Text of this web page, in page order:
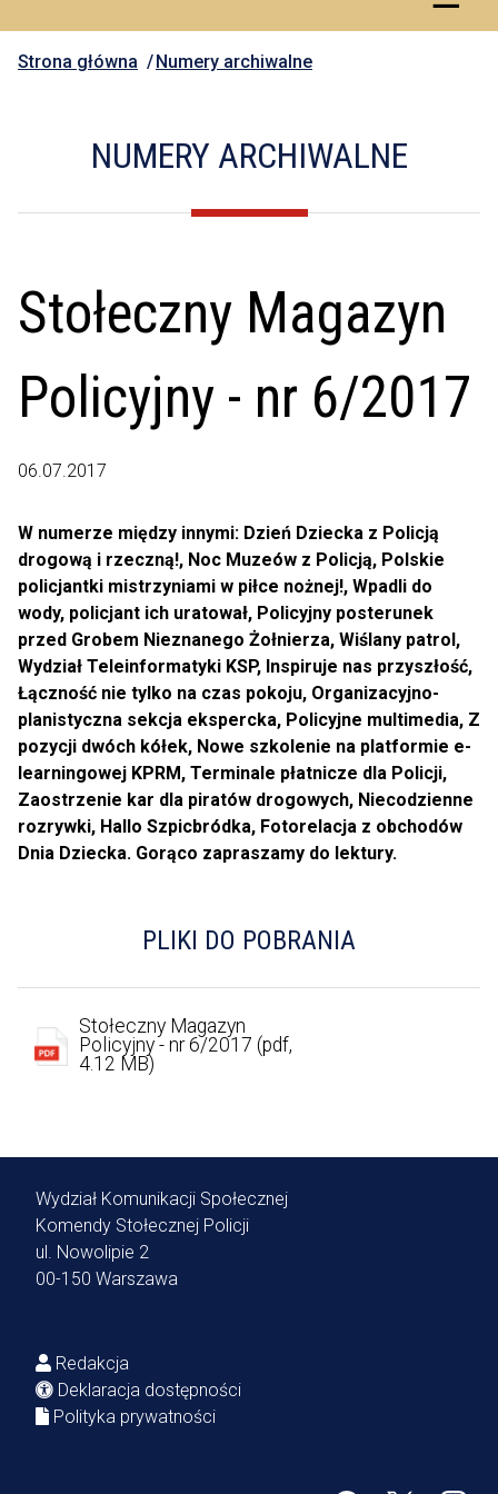
Strona główna Numery archiwalne
NUMERY ARCHIWALNE
Stołeczny Magazyn
Policyjny - nr 6/2017
06.07.2017
W numerze między innymi: Dzień Dziecka z Policją
drogową i rzeczną!, Noc Muzeów z Policją, Polskie
policjantki mistrzyniami w piłce nożnej!, Wpadli do
wody, policjant ich uratował, Policyjny posterunek
przed Grobem Nieznanego Żołnierza, Wiślany patrol,
Wydział Teleinformatyki KSP, Inspiruje nas przyszłość,
Łączność nie tylko na czas pokoju, Organizacyjno-
planistyczna sekcja ekspercka, Policyjne multimedia, Z
pozycji dwóch kółek, Nowe szkolenie na platformie e-
learningowej KPRM, Terminale płatnicze dla Policji,
Zaostrzenie kar dla piratów drogowych, Niecodzienne
rozrywki, Hallo Szpicbródka, Fotorelacja z obchodów
Dnia Dziecka. Gorąco zapraszamy do lektury.
PLIKI DO POBRANIA
Stołeczny Magazyn
Policyjny - nr 6/2017 (pdf,
4.12 MB)
Wydział Komunikacji Społecznej
Komendy Stołecznej Policji
ul. Nowolipie 2
00-150 Warszawa
Redakcja
Deklaracja dostępności
Polityka prywatności